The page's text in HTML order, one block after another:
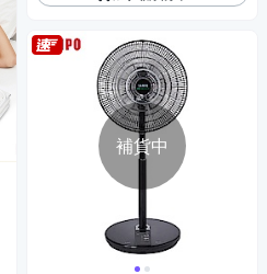
補貨中